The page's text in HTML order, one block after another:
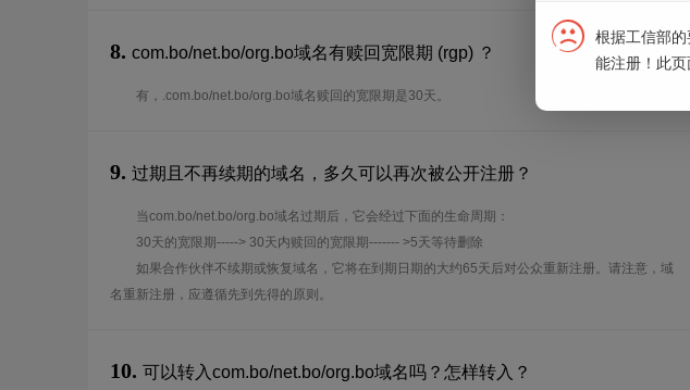
8. com.bo/net.bo/org.bo域名有赎回宽限期 (rgp) ？
有，.com.bo/net.bo/org.bo域名赎回的宽限期是30天。
9. 过期且不再续期的域名，多久可以再次被公开注册？
当com.bo/net.bo/org.bo域名过期后，它会经过下面的生命周期：
30天的宽限期-----> 30天内赎回的宽限期------- >5天等待删除
如果合作伙伴不续期或恢复域名，它将在到期日期的大约65天后对公众重新注册。请注意，域
名重新注册，应遵循先到先得的原则。
10. 可以转入com.bo/net.bo/org.bo域名吗？怎样转入？
根据工信部
能注册！此页